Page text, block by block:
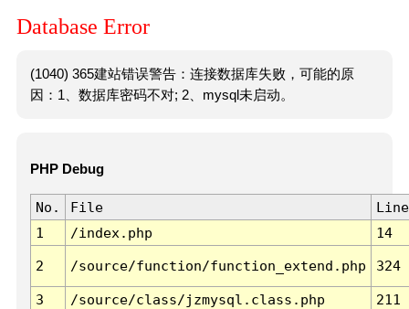
Database Error
(1040) 365建站错误警告：连接数据库失败，可能的原
因：1、数据库密码不对; 2、mysql未启动。
PHP Debug
No. File
Line
1
/index.php 14
2 /source/function/function_extend.php 324
3 /source/class/jzmysql.class.php
211